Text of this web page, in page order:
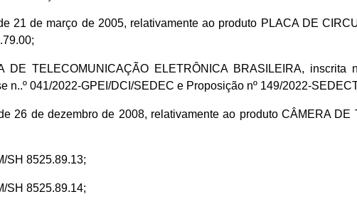
21 de março de 2005, relativamente ao produto PLACA DE
DE TELECOMUNICAÇÃO ELETRÔNICA BRASILEIRA,
n..º 041/2022-GPEI/DCI/SEDEC e Proposição nº 149/2022-
26 de dezembro de 2008, relativamente ao produto CÂMERA
SH 8525.89.13;
SH 8525.89.14;